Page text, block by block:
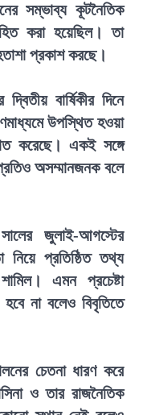
সম্ভাব্য কূটনৈতিক
করা হয়েছিল। তা
প্রকাশ করছে।
বার্ষিকীর দিনে
উপস্থিত হওয়া
করেছে। একই সঙ্গে
অসম্মানজনক বলে
জুলাই-আগস্টের
নিয়ে প্রতিষ্ঠিত তথ্য
এমন প্রচেষ্টা
না বলেও বিবৃতিতে
চেতনা ধারণ করে
ও তার রাজনৈতিক